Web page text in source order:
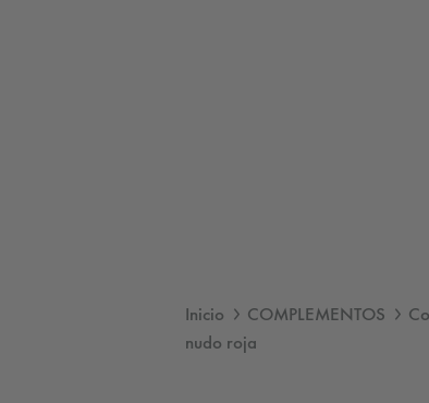
Inicio COMPLEMENTOS
nudo roja